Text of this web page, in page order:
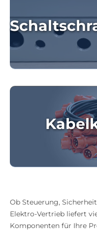
Ob Steuerung,
Elektro-Vertrieb liefert
Komponenten für Ihre